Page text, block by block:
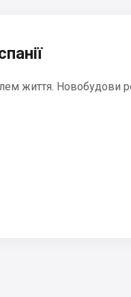
життя. Новобудови